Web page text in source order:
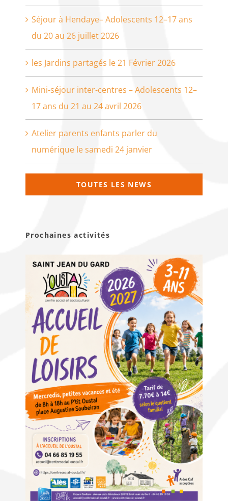
Séjour à Hendaye– Adolescents 12–17 ans
du 20 au 26 juillet 2026
les Jardins partagés le 21 Février 2026
Mini-séjour inter-centres – Adolescents 12–
17 ans du 21 au 24 avril 2026
Atelier parents enfants parler du
numérique le samedi 24 janvier
TOUTES LES NEWS
Prochaines activités